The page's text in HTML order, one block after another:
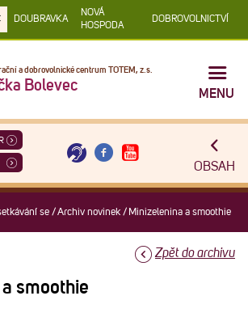
DOUBRAVKA
NOVÁ
HOSPODA
DOBROVOLNICTVÍ
a dobrovolnické centrum TOTEM, z.s.
Bolevec
MENU
OBSAH
se /Archiv novinek / Minizelenina a smoothie
Zpět do archivu
smoothie